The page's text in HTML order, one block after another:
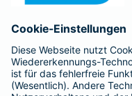
Barmenia ist